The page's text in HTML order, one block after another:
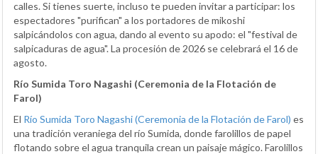
calles. Si tienes suerte, incluso te pueden invitar a participar: los
espectadores "purifican" a los portadores de mikoshi
salpicándolos con agua, dando al evento su apodo: el "festival de
salpicaduras de agua". La procesión de 2026 se celebrará el 16 de
agosto.
Río Sumida Toro Nagashi (Ceremonia de la Flotación de
Farol)
El Río Sumida Toro Nagashi (Ceremonia de la Flotación de Farol) es
una tradición veraniega del río Sumida, donde farolillos de papel
flotando sobre el agua tranquila crean un paisaje mágico. Farolillos